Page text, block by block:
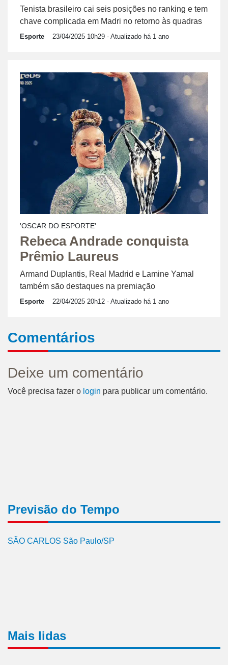
Tenista brasileiro cai seis posições no ranking e tem
chave complicada em Madri no retorno às quadras
Esporte 23/04/2025 10h29 - Atualizado há 1 ano
'OSCAR DO ESPORTE'
Rebeca Andrade conquista
Prêmio Laureus
Armand Duplantis, Real Madrid e Lamine Yamal
também são destaques na premiação
Esporte 22/04/2025 20h12 - Atualizado há 1 ano
Comentários
Deixe um comentário
Você precisa fazer o login para publicar um comentário.
Previsão do Tempo
SÃO CARLOS São Paulo/SP
Mais lidas